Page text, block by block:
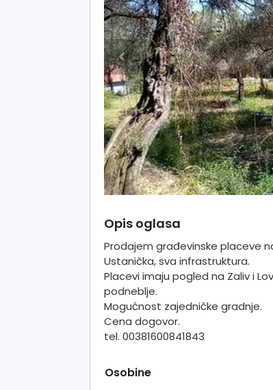
Opis oglasa
Prodajem građevinske placeve
Ustanička, sva infrastruktura.
Placevi imaju pogled na Zaliv i
podneblje.
Mogućnost zajedničke gradnje.
Cena dogovor.
tel. 00381600841843
Osobine